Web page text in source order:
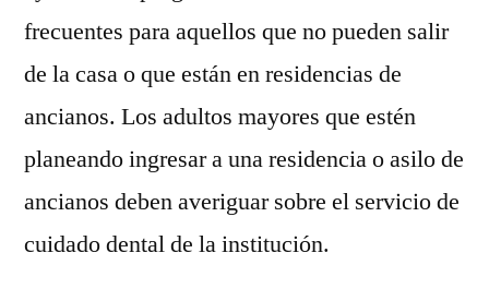
frecuentes para aquellos que no pueden salir
de la casa o que están en residencias de
ancianos. Los adultos mayores que estén
planeando ingresar a una residencia o asilo de
ancianos deben averiguar sobre el servicio de
cuidado dental de la institución.